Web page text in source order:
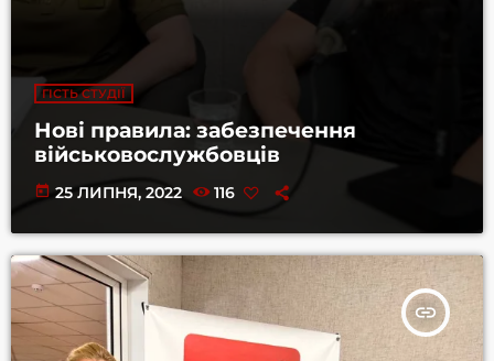
ГІСТЬ СТУДІЇ
Нові правила: забезпечення
військовослужбовців
today 25 ЛИПНЯ, 2022 116
insert_link